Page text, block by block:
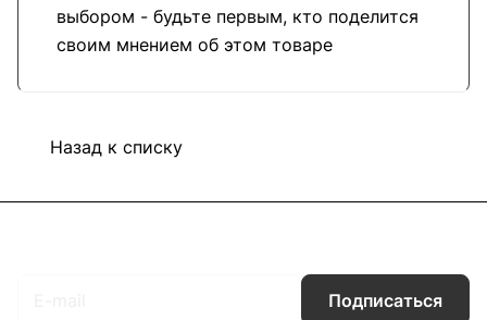
выбором - будьте первым, кто поделится
своим мнением об этом товаре
Назад к списку
Подписаться